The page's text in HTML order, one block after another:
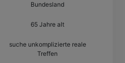
Bundesland
65 Jahre alt
suche unkomplizierte reale
Treffen